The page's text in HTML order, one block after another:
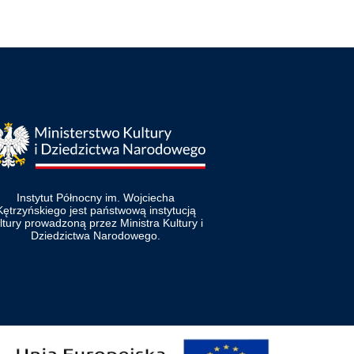
Instytut Północny im. Wojciecha
jest państwową instytucją
prowadzoną przez Ministra Kultury i
Dziedzictwa Narodowego.